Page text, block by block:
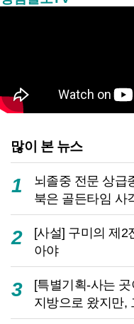
많이 본 뉴스
1
뇌졸중 전문 상급
북은 골든타임 사
2
[사설] 구미의 제2
아야
3
[특별기획-사는
지방으로 왔지만,